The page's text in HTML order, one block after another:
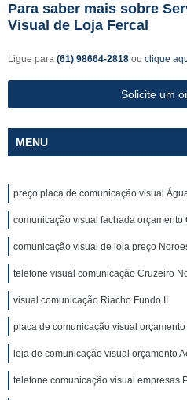
Para saber mais sobre
Visual de Loja Fercal
Ligue para (61) 98664-2818 ou clique
Solicite um
MENU
preço placa de comunicação visual
comunicação visual fachada orçamento
comunicação visual de loja preço
telefone visual comunicação Cruzeiro
visual comunicação Riacho Fundo II
placa de comunicação visual
loja de comunicação visual orçamento
telefone comunicação visual empresas